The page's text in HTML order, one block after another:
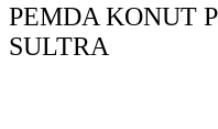
PEMDA KONUT
SULTRA